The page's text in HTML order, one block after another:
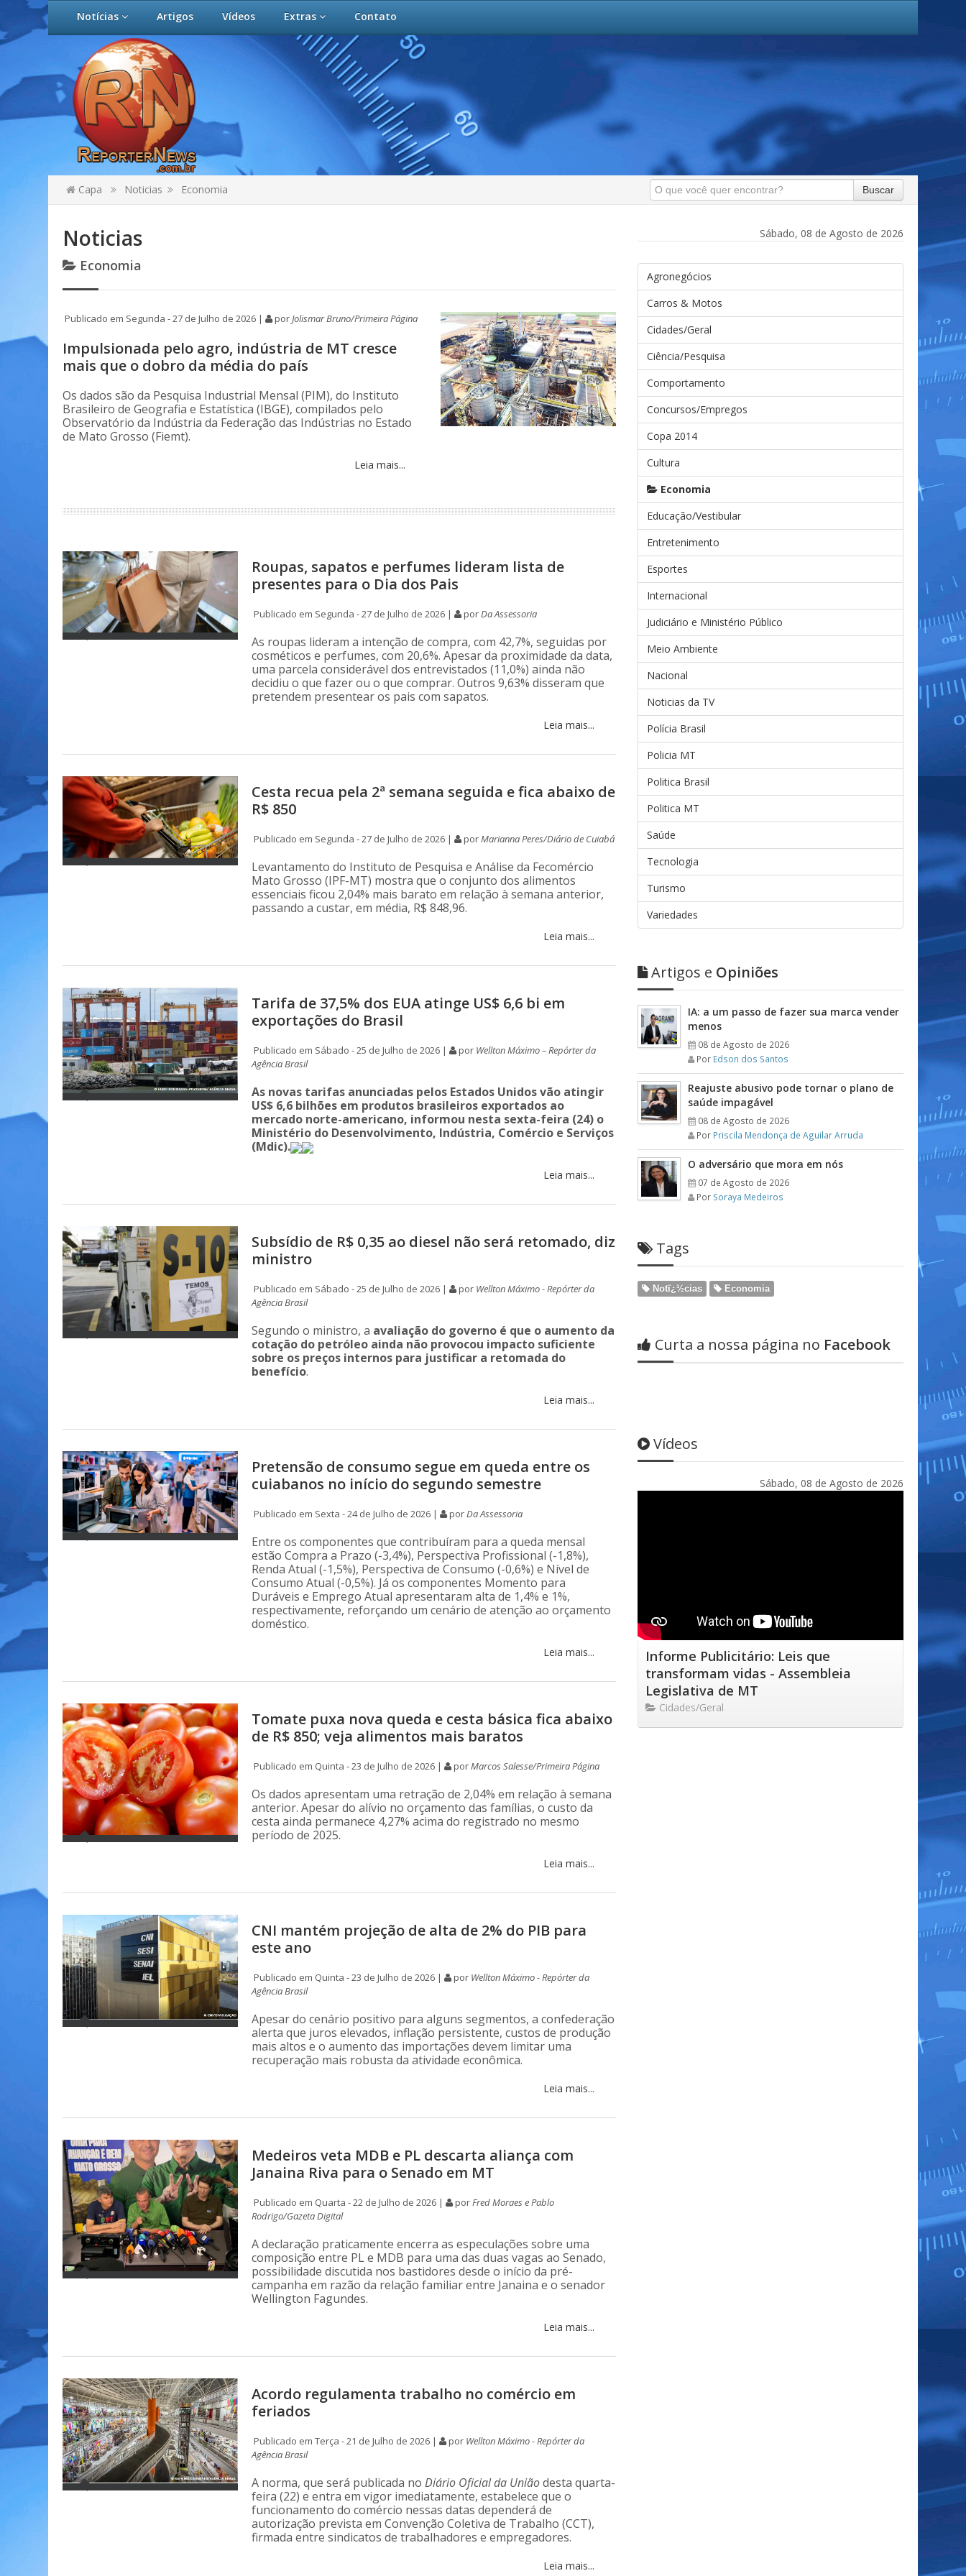
Notícias Artigos Vídeos Extras Contato
Capa Noticias Economia Buscar
Noticias
Economia
Publicado em Segunda - 27 de Julho de 2026 | porJolismar Bruno/Primeira Página
Impulsionada pelo agro, indústria de MT cresce
mais que o dobro da média do país
Os dados são da Pesquisa Industrial Mensal (PIM), do Instituto
Brasileiro de Geografia e Estatística (IBGE), compilados pelo
Observatório da Indústria da Federação das Indústrias no Estado
de Mato Grosso (Fiemt).
Leia mais...
Roupas, sapatos e perfumes lideram lista de
presentes para o Dia dos Pais
Publicado em Segunda - 27 de Julho de 2026 | porDa Assessoria
As roupas lideram a intenção de compra, com 42,7%, seguidas por
cosméticos e perfumes, com 20,6%. Apesar da proximidade da data,
uma parcela considerável dos entrevistados (11,0%) ainda não
decidiu o que fazer ou o que comprar. Outros 9,63% disseram que
pretendem presentear os pais com sapatos.
Leia mais...
Cesta recua pela 2ª semana seguida e fica abaixo de
R$ 850
Publicado em Segunda - 27 de Julho de 2026 | porMarianna Peres/Diário de Cuiabá
Levantamento do Instituto de Pesquisa e Análise da Fecomércio
Mato Grosso (IPF-MT) mostra que o conjunto dos alimentos
essenciais ficou 2,04% mais barato em relação à semana anterior,
passando a custar, em média, R$ 848,96.
Leia mais...
Tarifa de 37,5% dos EUA atinge US$ 6,6 bi em
exportações do Brasil
Publicado em Sábado - 25 de Julho de 2026 | por Wellton Máximo – Repórter da
Agência Brasil
As novas tarifas anunciadas pelos Estados Unidos vão atingir
US$ 6,6 bilhões em produtos brasileiros exportados ao
mercado norte-americano, informou nesta sexta-feira (24) o
Ministério do Desenvolvimento, Indústria, Comércio e Serviços
(Mdic).
Leia mais...
Subsídio de R$ 0,35 ao diesel não será retomado, diz
ministro
Publicado em Sábado - 25 de Julho de 2026 | por Wellton Máximo - Repórter da
Agência Brasil
Segundo o ministro, a avaliação do governo é que o aumento da
cotação do petróleo ainda não provocou impacto suficiente
sobre os preços internos para justificar a retomada do
benefício.
Leia mais...
Pretensão de consumo segue em queda entre os
cuiabanos no início do segundo semestre
Publicado em Sexta - 24 de Julho de 2026 | porDa Assessoria
Entre os componentes que contribuíram para a queda mensal
estão Compra a Prazo (-3,4%), Perspectiva Profissional (-1,8%),
Renda Atual (-1,5%), Perspectiva de Consumo (-0,6%) e Nível de
Consumo Atual (-0,5%). Já os componentes Momento para
Duráveis e Emprego Atual apresentaram alta de 1,4% e 1%,
respectivamente, reforçando um cenário de atenção ao orçamento
doméstico.
Leia mais...
Tomate puxa nova queda e cesta básica fica abaixo
de R$ 850; veja alimentos mais baratos
Publicado em Quinta - 23 de Julho de 2026 | porMarcos Salesse/Primeira Página
Os dados apresentam uma retração de 2,04% em relação à semana
anterior. Apesar do alívio no orçamento das famílias, o custo da
cesta ainda permanece 4,27% acima do registrado no mesmo
período de 2025.
Leia mais...
CNI mantém projeção de alta de 2% do PIB para
este ano
Publicado em Quinta - 23 de Julho de 2026 | por Wellton Máximo - Repórter da
Agência Brasil
Apesar do cenário positivo para alguns segmentos, a confederação
alerta que juros elevados, inflação persistente, custos de produção
mais altos e o aumento das importações devem limitar uma
recuperação mais robusta da atividade econômica.
Leia mais...
Medeiros veta MDB e PL descarta aliança com
Janaina Riva para o Senado em MT
Publicado em Quarta - 22 de Julho de 2026 | porFred Moraes e Pablo
Rodrigo/Gazeta Digital
A declaração praticamente encerra as especulações sobre uma
composição entre PL e MDB para uma das duas vagas ao Senado,
possibilidade discutida nos bastidores desde o início da pré-
campanha em razão da relação familiar entre Janaina e o senador
Wellington Fagundes.
Leia mais...
Acordo regulamenta trabalho no comércio em
feriados
Publicado em Terça - 21 de Julho de 2026 | por Wellton Máximo - Repórter da
Agência Brasil
A norma, que será publicada noDiário Oficial da Uniãodesta quarta-
feira (22) e entra em vigor imediatamente, estabelece que o
funcionamento do comércio nessas datas dependerá de
autorização prevista em Convenção Coletiva de Trabalho (CCT),
firmada entre sindicatos de trabalhadores e empregadores.
Leia mais...
Sábado, 08 de Agosto de 2026
Agronegócios
Carros & Motos
Cidades/Geral
Ciência/Pesquisa
Comportamento
Concursos/Empregos
Copa 2014
Cultura
Economia
Educação/Vestibular
Entretenimento
Esportes
Internacional
Judiciário e Ministério Público
Meio Ambiente
Nacional
Noticias da TV
Polícia Brasil
Policia MT
Politica Brasil
Politica MT
Saúde
Tecnologia
Turismo
Variedades
Artigos e Opiniões
IA: a um passo de fazer sua marca vender
menos
08 de Agosto de 2026
Por Edson dos Santos
Reajuste abusivo pode tornar o plano de
saúde impagável
08 de Agosto de 2026
Por Priscila Mendonça de Aguilar Arruda
O adversário que mora em nós
07 de Agosto de 2026
Por Soraya Medeiros
Tags
Notï¿½cias Economia
Curta a nossa página no Facebook
Vídeos
Sábado, 08 de Agosto de 2026
Informe Publicitário: Leis que
transformam vidas - Assembleia
Legislativa de MT
Cidades/Geral